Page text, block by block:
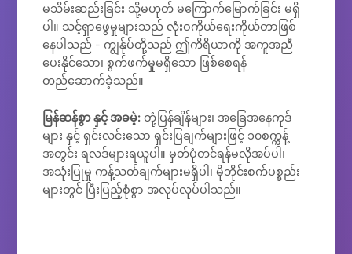
မသိမ်းဆည်းခြင်း သို့မဟုတ် မကြောက်မြောက်ခြင်း မရှိ
ပါ။ သင့်ရှာဖွေမှုများသည် လုံးဝကိုယ်ရေးကိုယ်တာဖြစ်
နေပါသည် - ကျွန်ုပ်တို့သည် ဤကိရိယာကို အကူအညီ
ပေးနိုင်သော၊ စွက်ဖက်မှုမရှိသော ဖြစ်စေရန်
တည်ဆောက်ခဲ့သည်။
မြန်ဆန်စွာ နှင့် အခမဲ့: တုံ့ပြန်ချိန်များ၊ အခြေအနေကုဒ်
များ နှင့် ရှင်းလင်းသော ရှင်းပြချက်များဖြင့် ၁၀စက္ကန့်
အတွင်း ရလဒ်များရယူပါ။ မှတ်ပုံတင်ရန်မလိုအပ်ပါ၊
အသုံးပြုမှု ကန့်သတ်ချက်များမရှိပါ၊ မိုဘိုင်းစက်ပစ္စည်း
များတွင် ပြီးပြည့်စုံစွာ အလုပ်လုပ်ပါသည်။